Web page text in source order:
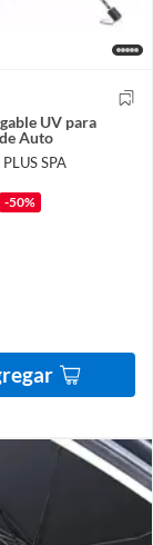
UV para
Auto
SPA
-50%